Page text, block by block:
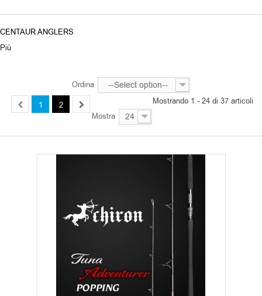
CENTAUR ANGLERS
Più
Ordina --Select option--
1 2
Mostrando 1 - 24 di 37 articoli
Mostra
24